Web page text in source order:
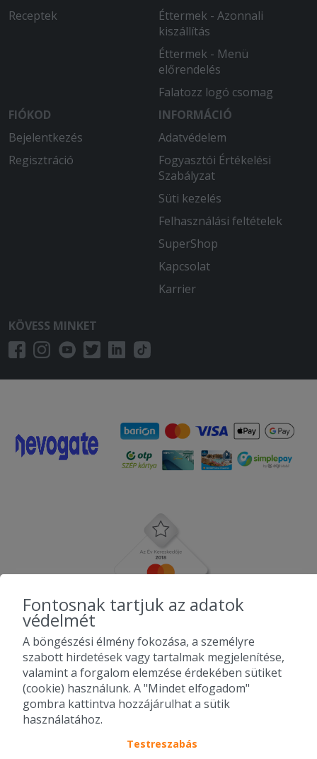
Receptek
Éttermek - Azonnali
kiszállítás
Éttermek - Menü
előrendelés
Falatozz logó csomag
FIÓKOD
Bejelentkezés
Regisztráció
INFORMÁCIÓ
Adatvédelem
Fogyasztói Értékelési
Szabályzat
Süti kezelés
Felhasználási feltételek
SuperShop
Kapcsolat
Karrier
KÖVESS MINKET
2010-2026 Copyright - Falatozz.hu - Diston-line Kft.
Fontosnak tartjuk az adatok
védelmét
A böngészési élmény fokozása, a személyre
szabott hirdetések vagy tartalmak megjelenítése,
valamint a forgalom elemzése érdekében sütiket
(cookie) használunk. A "Mindet elfogadom"
gombra kattintva hozzájárulhat a sütik
használatához.
Testreszabás